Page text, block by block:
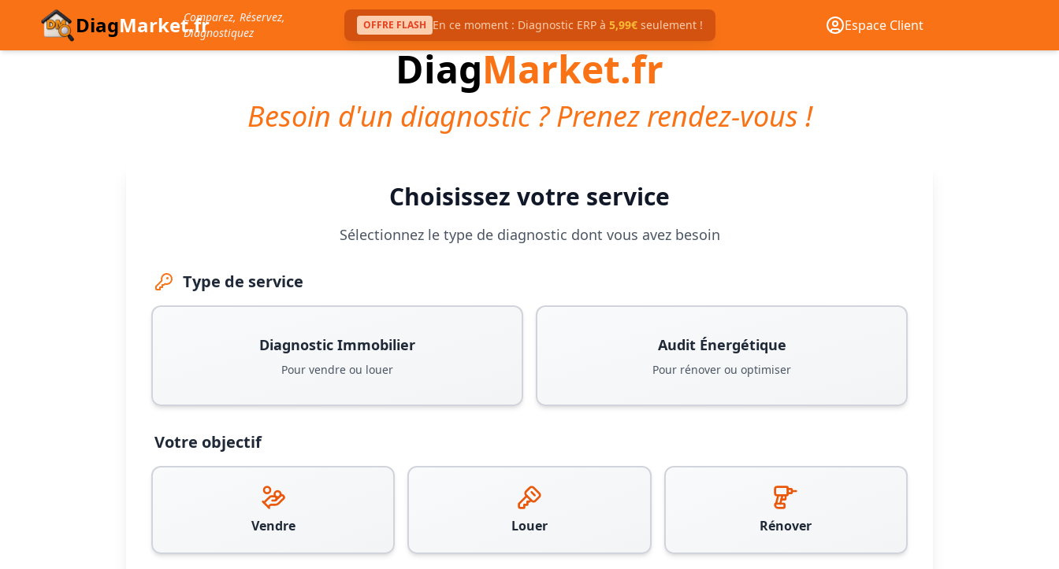
DiagMarket.frComparez, Réservez,
Diagnostiquez
OFFRE FLASH En ce moment : Diagnostic ERP à 5,99€seulement ! Espace Client
DiagMarket.fr
Besoin d'un diagnostic ? Prenez rendez-vous !
Choisissez votre service
Sélectionnez le type de diagnostic dont vous avez besoin
Type de service
Diagnostic Immobilier
Pour vendre ou louer
Audit Énergétique
Pour rénover ou optimiser
Votre objectif
Vendre Louer Rénover